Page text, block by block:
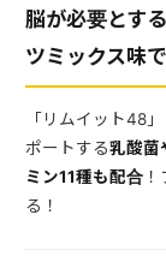
脳が必要とす
ツミックス味
「リムイット48
ポートする乳酸菌
ミン11種も配合
る！